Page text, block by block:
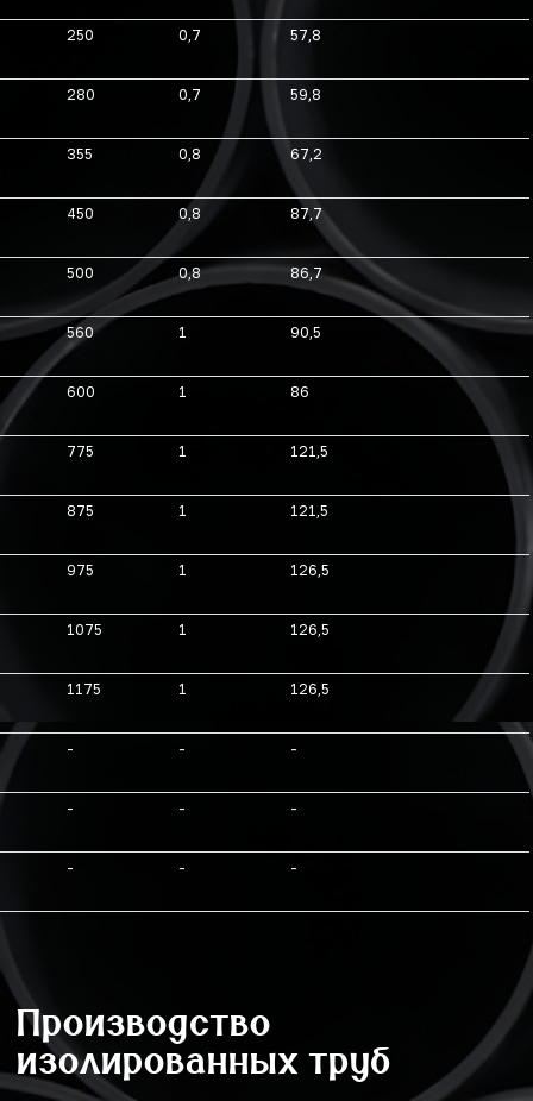
250 0,7 57,8
280 0,7 59,8
355 0,8 67,2
450 0,8 87,7
500 0,8 86,7
560 1 90,5
600 1 86
775 1 121,5
875 1 121,5
975 1 126,5
1075 1 126,5
1175 1 126,5
- - -
- - -
- - -
Производство
изолированных труб